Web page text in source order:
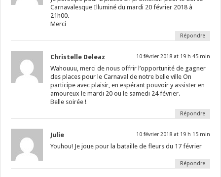
Carnavalesque Illuminé du mardi 20 février 2018 à
21h00.
Merci
Répondre
Christelle Deleaz 10 février 2018 at 19 h 45 min
Wahouuu, merci de nous offrir l’opportunité de gagner
des places pour le Carnaval de notre belle ville On
participe avec plaisir, en espérant pouvoir y assister en
amoureux le mardi 20 ou le samedi 24 février.
Belle soirée !
Répondre
Julie 10 février 2018 at 19 h 15 min
Youhou! Je joue pour la bataille de fleurs du 17 février
Répondre